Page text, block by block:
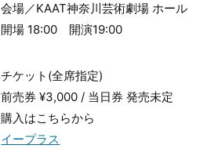
会場／KAAT神奈川芸術劇場 ホール
開場 18:00 開演19:00
チケット(全席指定)
前売券 ¥3,000 / 当日券 発売未定
購入はこちらから
イープラス